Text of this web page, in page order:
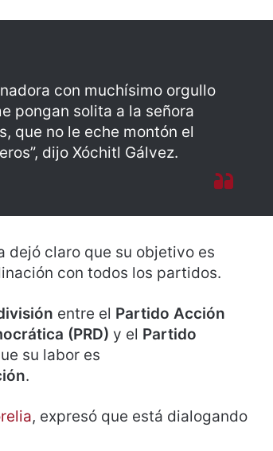
con muchísimo orgullo
pongan solita a la señora
que no le eche montón el
dijo Xóchitl Gálvez.
dejó claro que su objetivo es
con todos los partidos.
entre el Partido Acción
(PRD) y el Partido
su labor es
.
, expresó que está dialogando